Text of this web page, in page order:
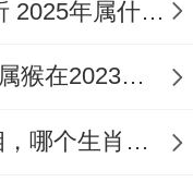
有帮助。夫妻之
有合作 -共同
2025年属什么命与五行解析 2025年属什么生肖五行属性是什么
1968年属猴最后一劫,1968属猴在2023劫数
三头六臂打一什么生肖属相，哪个生肖三头六臂